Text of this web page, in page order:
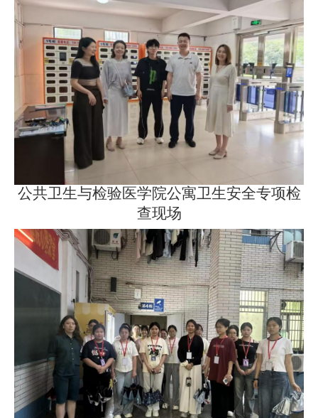
公共卫生与检验医学院公寓卫生安全专项检
查现场